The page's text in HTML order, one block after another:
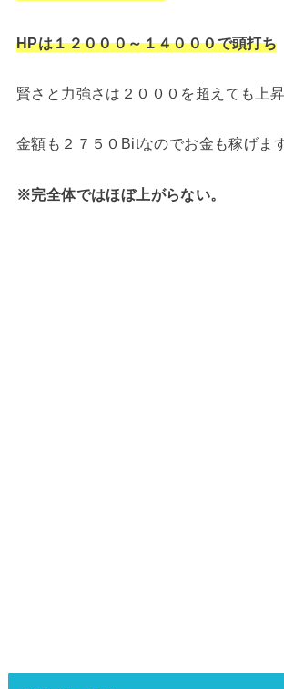
HPは１２０００～１４０００で頭打ち
賢さと力強さは２０００を超えても上昇
金額も２７５０Bitなのでお金も稼げます
※完全体ではほぼ上がらない。